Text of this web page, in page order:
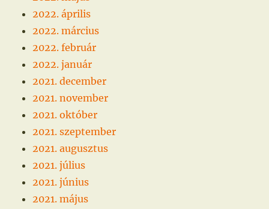
2022. április
2022. március
2022. február
2022. január
2021. december
2021. november
2021. október
2021. szeptember
2021. augusztus
2021. július
2021. június
2021. május